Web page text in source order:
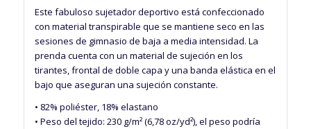
Este fabuloso sujetador deportivo está confeccionado
con material transpirable que se mantiene seco en las
sesiones de gimnasio de baja a media intensidad. La
prenda cuenta con un material de sujeción en los
tirantes, frontal de doble capa y una banda elástica en el
bajo que aseguran una sujeción constante.
• 82% poliéster, 18% elastano
• Peso del tejido: 230 g/m² (6,78 oz/yd²), el peso podría